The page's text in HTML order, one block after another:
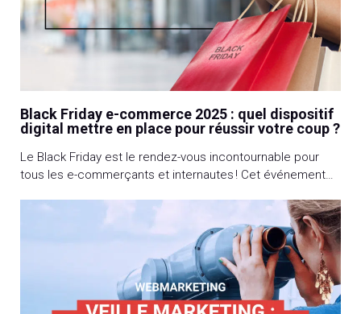
Black Friday e-commerce 2025 : quel dispositif
digital mettre en place pour réussir votre coup ?
Le Black Friday est le rendez-vous incontournable pour
tous les e-commerçants et internautes ! Cet événement
de Thanksgiving) permet aux premiers d’écouler leurs
stocks et d’augmenter le chiffre d’affaires et aux seconds
de bénéficier de belles remises. Ça commence quand ?
(Réponse en bas de l’article) A l’approche […]